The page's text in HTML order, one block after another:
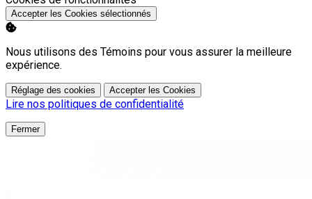
Accepter les Cookies sélectionnés
Nous utilisons des Témoins pour vous assurer la meilleure
expérience.
Réglage des cookies Accepter les Cookies
Lire nos politiques de confidentialité
Fermer